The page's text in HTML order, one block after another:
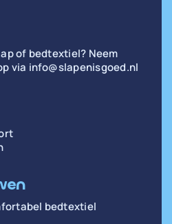
of bedtextiel? Neem
via info@slapenisgoed.nl
bedtextiel